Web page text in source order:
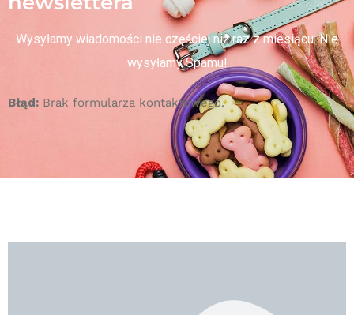
Wysyłamy wiadomości nie częściej niż raz z miesiącu. Nie
wysyłamy Spamu!
Błąd: Brak formularza kontaktowego.